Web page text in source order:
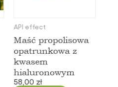
API effect
Maść propolisowa
opatrunkowa z
kwasem
hialuronowym
58,00 zł